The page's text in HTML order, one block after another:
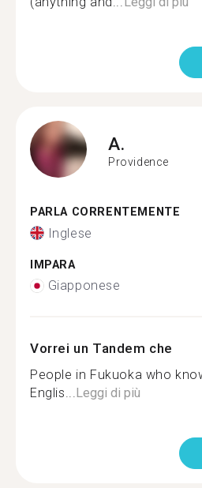
A.
Providence
PARLA CORRENTEMENTE
Inglese
IMPARA
Giapponese
Vorrei un Tandem che
People in Fukuoka who
Englis...Leggi di più